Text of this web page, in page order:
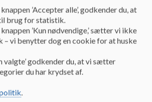
Skole
Hvide Sande Skole
’Accepter alle’, godkender du, at
brug for statistik.
’Kun nødvendige,’ sætter vi ikke
vi benytter dog en cookie for at huske
valgte’ godkender du, at vi sætter
du har krydset af.
.